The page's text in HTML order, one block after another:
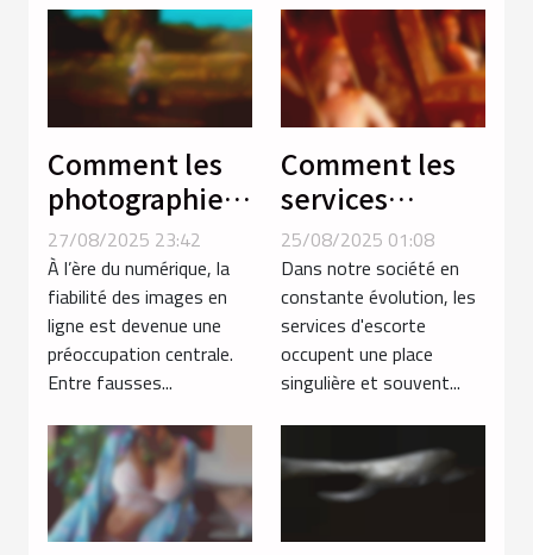
Comment les
photographies
certifiées
renforcent la
confiance en
ligne ?
27/08/2025 23:42
À l’ère du numérique, la
fiabilité des images en
ligne est devenue une
préoccupation centrale.
Entre fausses...
Comment les
services
d'escorte
influencent-ils
les normes
sociales ?
25/08/2025 01:08
Dans notre société en
constante évolution, les
services d'escorte
occupent une place
singulière et souvent...